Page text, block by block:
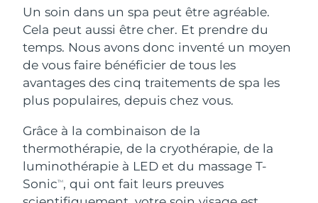
Un soin dans un spa peut être agréable.
Cela peut aussi être cher. Et prendre du
temps. Nous avons donc inventé un moyen
de vous faire bénéficier de tous les
avantages des cinq traitements de spa les
plus populaires, depuis chez vous.
Grâce à la combinaison de la
thermothérapie, de la cryothérapie, de la
luminothérapie à LED et du massage T-
SonicTM, qui ont fait leurs preuves
Anti-aging massage
LUNA™ 4 Plus
Massage, LED heating
LUNA™ 4 Men
For men, anti-aging massage
Microcurrent toning
BEAR™ 2 go
Microcurrent toning on-the-go
BEAR™ 2 eyes & lips
Microcurrent line smoothing device
Hydratation
UFO™ 3 coffret
Deep facial hydration
UFO™ 3 LED
Near-infrared and red light therapy
device
Soin bucco-dentaire
issa™ 4
Hybrid silicone sonic toothbrush
issa™ 4 plus
Smart hybrid silicone sonic toothbrush
FAQ™ TRAITEMENT ANTI-ÂGE
Anti-âge Traitements LED
NEW
Bermudes Livraison estimée8/14/26
Bosnie-Herzégovine Livraison estimée
Bulgarie Livraison estimée
Canada Livraison estimée 8/12/26
Chili Livraison estimée